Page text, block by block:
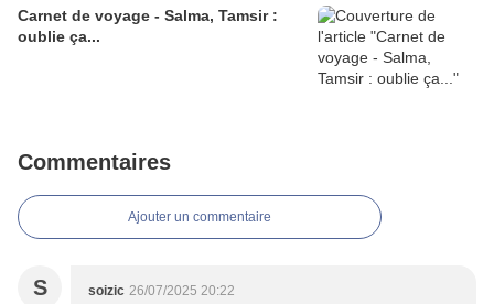
Carnet de voyage - Salma, Tamsir :
oublie ça...
Commentaires
Ajouter un commentaire
S soizic 26/07/2025 20:22